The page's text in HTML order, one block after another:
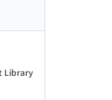
Library